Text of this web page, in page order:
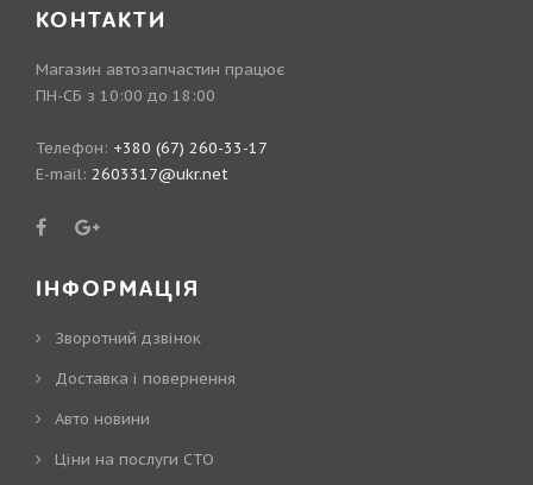
КОНТАКТИ
Магазин автозапчастин працює
ПН-СБ з 10:00 до 18:00
Телефон: +380 (67) 260-33-17
E-mail: 2603317@ukr.net
ІНФОРМАЦІЯ
Зворотний дзвінок
Доставка і повернення
Авто новини
Ціни на послуги СТО